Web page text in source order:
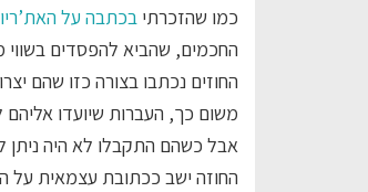
כמו שהזכרתי בכתבה על
החכמים, שהביא להפסדים בשווי
החוזים נכתבו בצורה כזו שהם
משום כך, העברות שיועדו
אבל כשהם התקבלו לא היה ניתן
החוזה ישב ככתובת עצמאית על